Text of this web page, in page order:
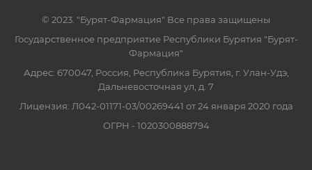
© 2023. "Бурят-Фармация" Все права защищены
Государственное предприятие Республики Бурятия "Бурят-
Фармация"
Адрес: 670047, Россия, Республика Бурятия, г. Улан-Удэ,
Дальневосточная ул, д. 7
Лицензия: Л042-01171-03/00269441 от 24 января 2020 года
ОГРН - 1020300888794